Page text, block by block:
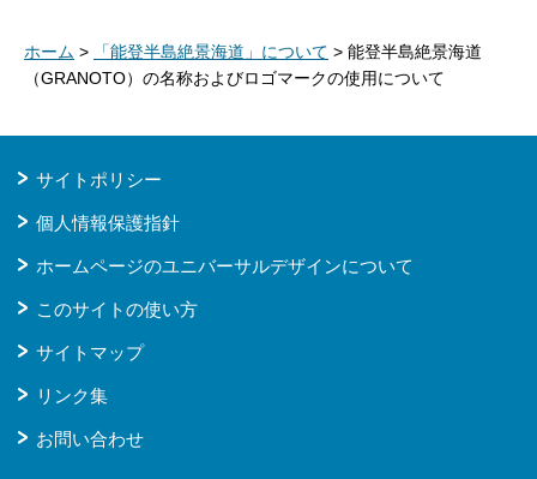
ホーム > 「能登半島絶景海道」について > 能登半島絶景海道
（GRANOTO）の名称およびロゴマークの使用について
サイトポリシー
個人情報保護指針
ホームページのユニバーサルデザインについて
このサイトの使い方
サイトマップ
リンク集
お問い合わせ